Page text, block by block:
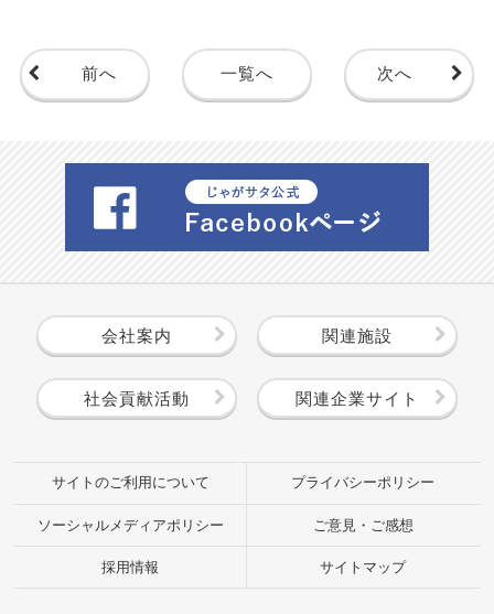
前へ 一覧へ 次へ
会社案内 関連施設
社会貢献活動 関連企業サイト
サイトのご利用について プライバシーポリシー
ソーシャルメディアポリシー ご意見・ご感想
採用情報 サイトマップ